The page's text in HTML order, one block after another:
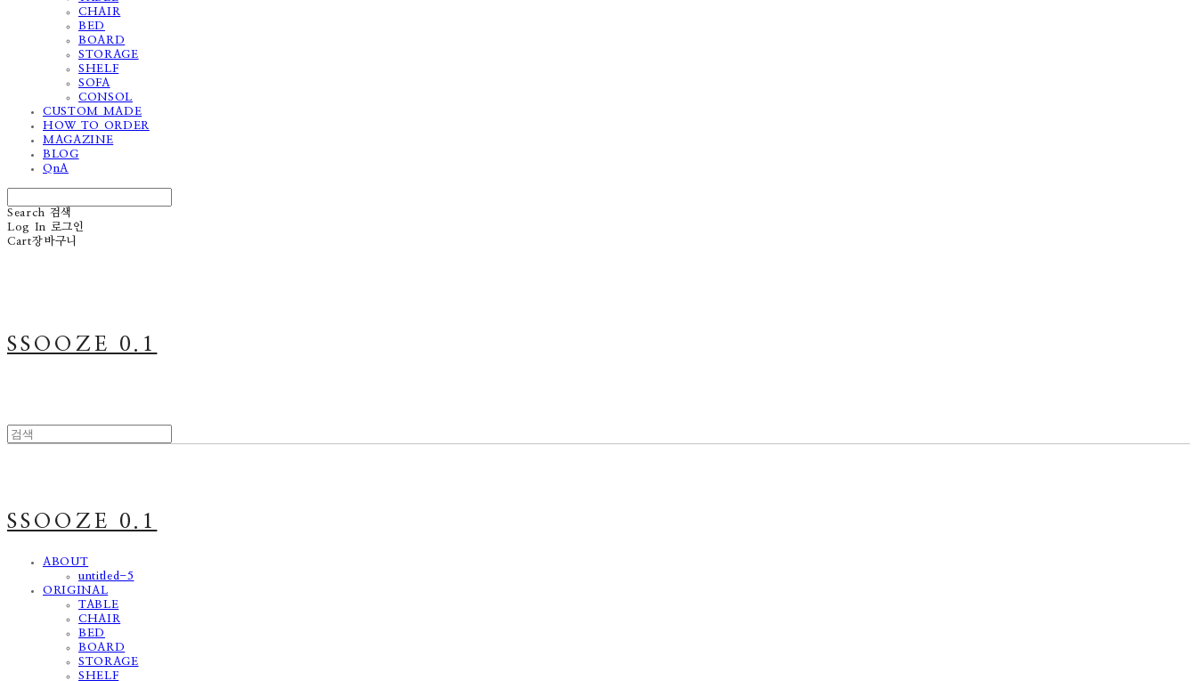
CHAIR
BED
BOARD
STORAGE
SHELF
SOFA
CONSOL
CUSTOM MADE
HOW TO ORDER
MAGAZINE
BLOG
QnA
Search 검색
Log In 로그인
Cart장바구니
SSOOZE 0.1
SSOOZE 0.1
ABOUT
untitled-5
ORIGINAL
TABLE
CHAIR
BED
BOARD
STORAGE
SHELF